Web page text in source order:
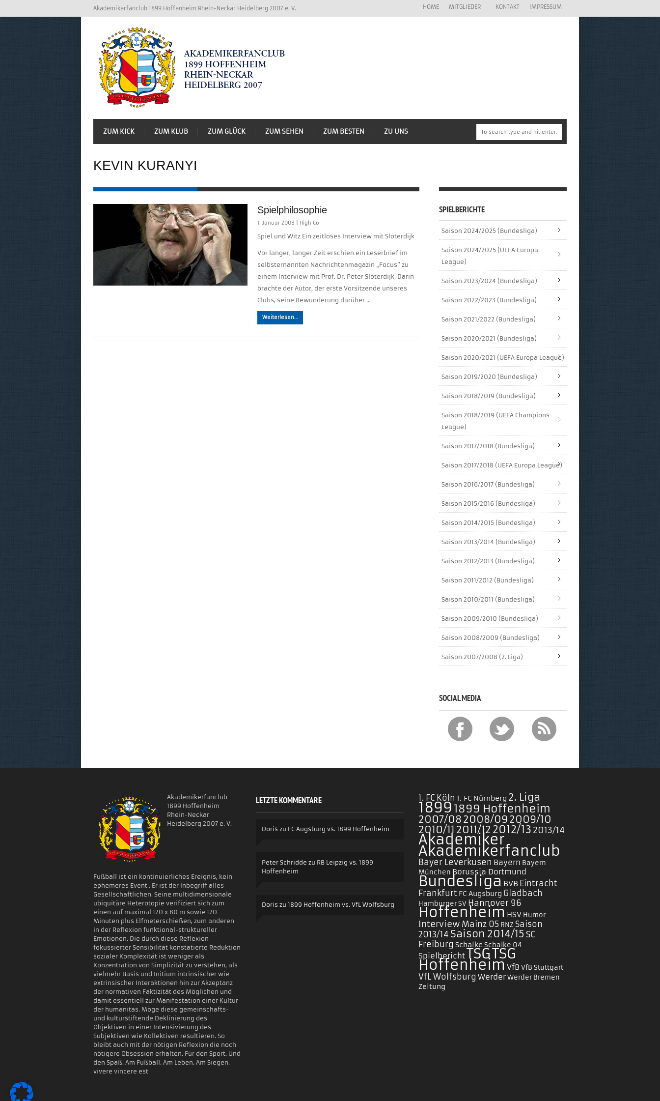
Akademikerfanclub 1899 Hoffenheim Rhein-Neckar Heidelberg 2007 e. V. HOME MITGLIEDER KONTAKT IMPRESSUM
ZUM KICK ZUM KLUB ZUM GLÜCK ZUM SEHEN ZUM BESTEN ZU UNS
KEVIN KURANYI
Spielphilosophie
1. Januar 2008 | High Co
Spiel und Witz Ein zeitloses Interview mit Sloterdijk
Vor langer, langer Zeit erschien ein Leserbrief im
selbsternannten Nachrichtenmagazin „Focus“ zu
einem Interview mit Prof. Dr. Peter Sloterdijk. Darin
brachte der Autor, der erste Vorsitzende unseres
Clubs, seine Bewunderung darüber …
Weiterlesen…
SPIELBERICHTE
Saison 2024/2025 (Bundesliga)
Saison 2024/2025 (UEFA Europa
League)
Saison 2023/2024 (Bundesliga)
Saison 2022/2023 (Bundesliga)
Saison 2021/2022 (Bundesliga)
Saison 2020/2021 (Bundesliga)
Saison 2020/2021 (UEFA Europa League)
Saison 2019/2020 (Bundesliga)
Saison 2018/2019 (Bundesliga)
Saison 2018/2019 (UEFA Champions
League)
Saison 2017/2018 (Bundesliga)
Saison 2017/2018 (UEFA Europa League)
Saison 2016/2017 (Bundesliga)
Saison 2015/2016 (Bundesliga)
Saison 2014/2015 (Bundesliga)
Saison 2013/2014 (Bundesliga)
Saison 2012/2013 (Bundesliga)
Saison 2011/2012 (Bundesliga)
Saison 2010/2011 (Bundesliga)
Saison 2009/2010 (Bundesliga)
Saison 2008/2009 (Bundesliga)
Saison 2007/2008 (2. Liga)
SOCIAL MEDIA
Akademikerfanclub
1899 Hoffenheim
Rhein-Neckar
Heidelberg 2007 e. V.
Fußball ist ein kontinuierliches Ereignis, kein
ephemeres Event . Er ist der Inbegriff alles
Gesellschaftlichen. Seine multidimensionale
ubiquitäre Heterotopie verifiziert sich zum
einen auf maximal 120 x 80 m sowie 120
Minuten plus Elfmeterschießen, zum anderen
in der Reflexion funktional-struktureller
Emotionen. Die durch diese Reflexion
fokussierter Sensibilität konstatierte Reduktion
sozialer Komplexität ist weniger als
Konzentration von Simplizität zu verstehen, als
vielmehr Basis und Initium intrinsischer wie
extrinsischer Interaktionen hin zur Akzeptanz
der normativen Faktizität des Möglichen und
damit essentiell zur Manifestation einer Kultur
der humanitas. Möge diese gemeinschafts-
und kulturstiftende Deklinierung des
Objektiven in einer Intensivierung des
Subjektiven wie Kollektiven resultieren. So
bleibt auch mit der nötigen Reflexion die noch
nötigere Obsession erhalten. Für den Sport. Und
den Spaß. Am Fußball. Am Leben. Am Siegen.
vivere vincere est
LETZTE KOMMENTARE
Doris zu FC Augsburg vs. 1899 Hoffenheim
Peter Schridde zu RB Leipzig vs. 1899
Hoffenheim
Doris zu 1899 Hoffenheim vs. VfL Wolfsburg
1. FC Köln 1. FC Nürnberg 2. Liga
1899 1899 Hoffenheim
2007/082008/092009/10
2010/11 2011/12 2012/13 2013/14
Akademiker
Akademikerfanclub
Bayer Leverkusen Bayern Bayern
München Borussia Dortmund
Bundesliga BVB Eintracht
Frankfurt FC Augsburg Gladbach
Hamburger SV Hannover 96
Hoffenheim HSV Humor
Interview Mainz 05 RNZ Saison
2013/14 Saison 2014/15 SC
Freiburg Schalke Schalke 04
SpielberichtTSGTSG
Hoffenheim VfB VfB Stuttgart
VfL Wolfsburg WerderWerder Bremen
Zeitung